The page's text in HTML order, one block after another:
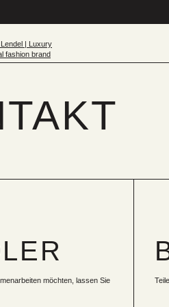
möchten, lassen Sie